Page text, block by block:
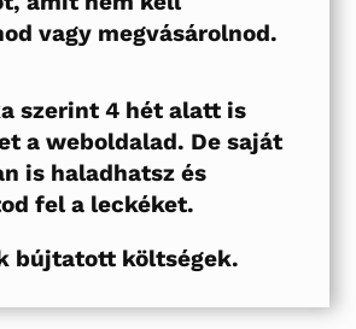
vagy megvásárolnod.
szerint 4 hét alatt is
a weboldalad. De saját
is haladhatsz és
fel a leckéket.
bújtatott költségek.